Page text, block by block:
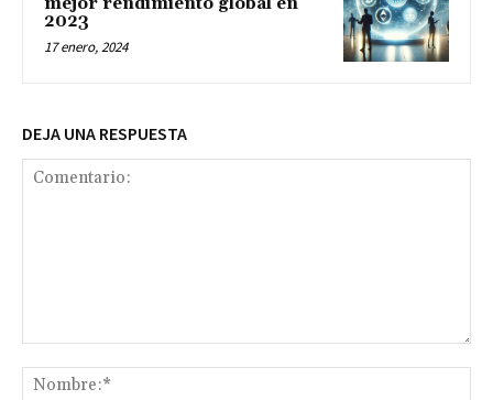
2023
17 enero, 2024
DEJA UNA RESPUESTA